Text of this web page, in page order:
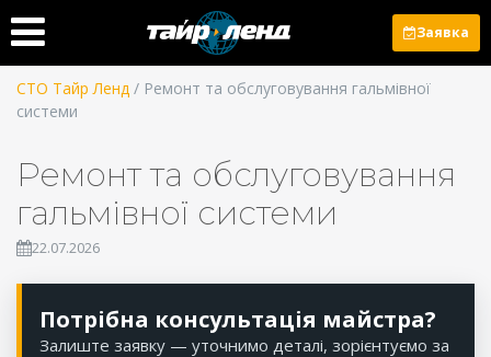
Заявка
СТО Тайр Ленд / Ремонт та обслуговування гальмівної
системи
Ремонт та обслуговування
гальмівної системи
22.07.2026
Потрібна консультація майстра?
Залиште заявку — уточнимо деталі, зорієнтуємо за